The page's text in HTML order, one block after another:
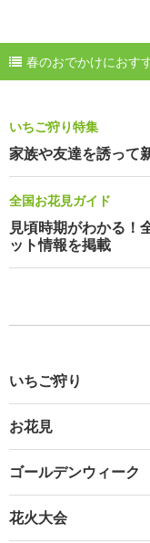
春のおでかけにおす
いちご狩り特集
家族や友達を誘って
全国お花見ガイド
見頃時期がわかる！
ット情報を掲載
いちご狩り
お花見
ゴールデンウィーク
花火大会